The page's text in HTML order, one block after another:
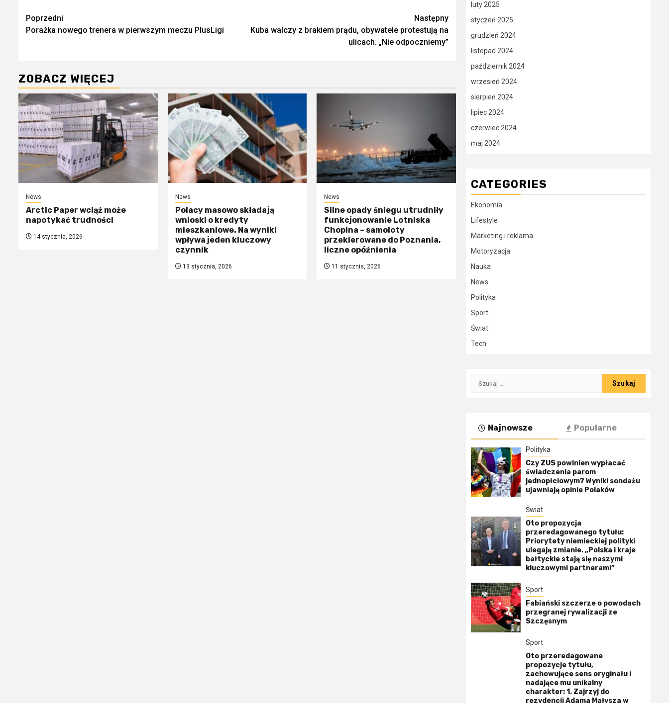
Zobacz
wpisy
Poprzedni
Porażka nowego trenera w pierwszym meczu PlusLigi
Następny
Kuba walczy z brakiem prądu, obywatele protestują na
ulicach. „Nie odpoczniemy”
ZOBACZ WIĘCEJ
News
Arctic Paper wciąż może
napotykać trudności
14 stycznia, 2026
News
Polacy masowo składają
wnioski o kredyty
mieszkaniowe. Na wyniki
wpływa jeden kluczowy
czynnik
13 stycznia, 2026
News
Silne opady śniegu utrudniły
funkcjonowanie Lotniska
Chopina – samoloty
przekierowane do Poznania,
liczne opóźnienia
11 stycznia, 2026
luty 2025
styczeń 2025
grudzień 2024
listopad 2024
październik 2024
wrzesień 2024
sierpień 2024
lipiec 2024
czerwiec 2024
maj 2024
CATEGORIES
Ekonomia
Lifestyle
Marketing i reklama
Motoryzacja
Nauka
News
Polityka
Sport
Świat
Tech
Szukaj:
Najnowsze Popularne
Polityka
Czy ZUS powinien wypłacać
świadczenia parom
jednopłciowym? Wyniki sondażu
ujawniają opinie Polaków
Świat
Oto propozycja
przeredagowanego tytułu:
Priorytety niemieckiej polityki
ulegają zmianie. „Polska i kraje
bałtyckie stają się naszymi
kluczowymi partnerami”
Sport
Fabiański szczerze o powodach
przegranej rywalizacji ze
Szczęsnym
Sport
Oto przeredagowane
propozycje tytułu,
zachowujące sens oryginału i
nadające mu unikalny
charakter: 1. Zajrzyj do
rezydencji Adama Małysza w